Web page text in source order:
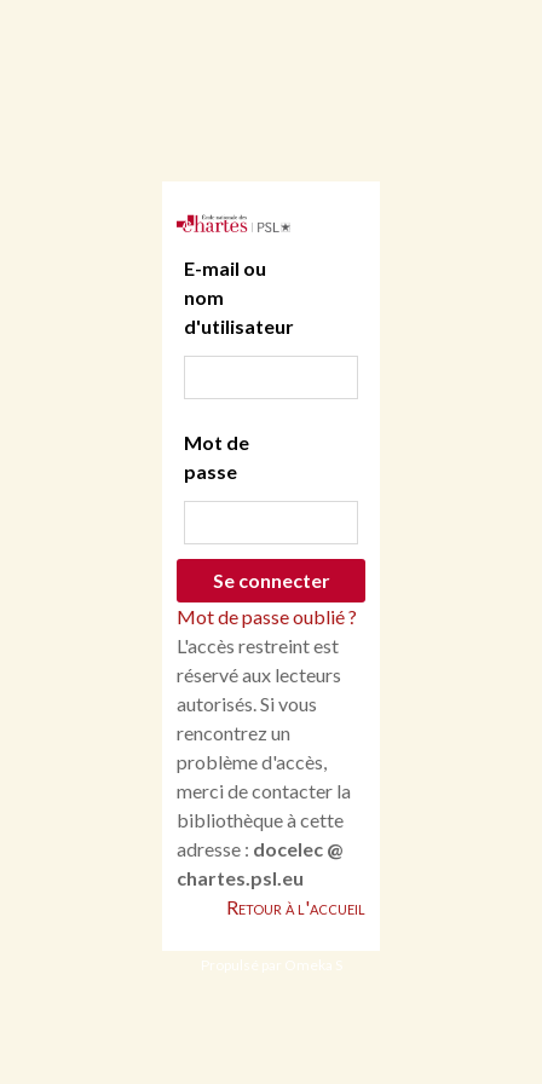
E-mail ou
nom
d'utilisateur
Mot de
passe
Mot de passe oublié ?
L'accès restreint est
réservé aux lecteurs
autorisés. Si vous
rencontrez un
problème d'accès,
merci de contacter la
bibliothèque à cette
adresse : docelec @
chartes.psl.eu
Retour à l'accueil
Propulsé par Omeka S